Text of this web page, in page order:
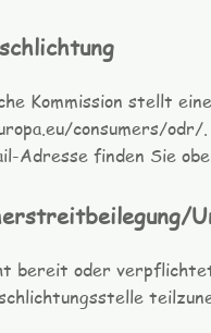
ichtung
Kommission stellt
consumers/odr/.
Adresse finden Sie
bereit oder